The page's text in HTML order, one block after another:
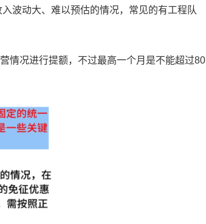
入波动大、难以预估的情况，常见的有工程队
情况进行提额，不过最高一个月是不能超过80